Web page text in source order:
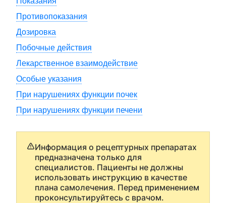
Противопоказания
Дозировка
Побочные действия
Лекарственное взаимодействие
Особые указания
При нарушениях функции почек
При нарушениях функции печени
Информация о рецептурных препаратах
предназначена только для
специалистов. Пациенты не должны
использовать инструкцию в качестве
плана самолечения. Перед применением
проконсультируйтесь с врачом.